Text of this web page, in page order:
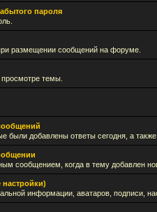
пароля
размещении сообщений на форуме.
темы.
были добавлены ответы сегодня, а
сообщением, когда в тему добавлен
информации, аватаров, подписи,